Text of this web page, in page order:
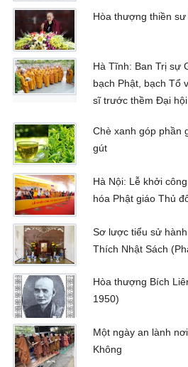
Hòa thượng thiền sư
Hà Tĩnh: Ban Trị sự
bạch Phật, bạch Tổ
sĩ trước thềm Đại
Chè xanh góp phần
gút
Hà Nội: Lễ khởi
hóa Phật giáo Thủ
Sơ lược tiểu sử
Thích Nhật Sách
Hòa thượng Bích
1950)
Một ngày an lành
Không